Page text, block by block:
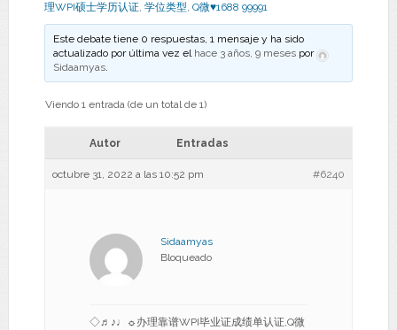
理WPI硕士学历认证, 学位类型, Q微♥1688 99991
Este debate tiene 0 respuestas, 1 mensaje y ha sido
actualizado por última vez el hace 3 años, 9 meses por
Sidaamyas.
Viendo 1 entrada (de un total de 1)
Autor Entradas
octubre 31, 2022 a las 10:52 pm #6240
Sidaamyas
Bloqueado
◇♬♪♩☼办理靠谱WPI毕业证成绩单认证,Q微